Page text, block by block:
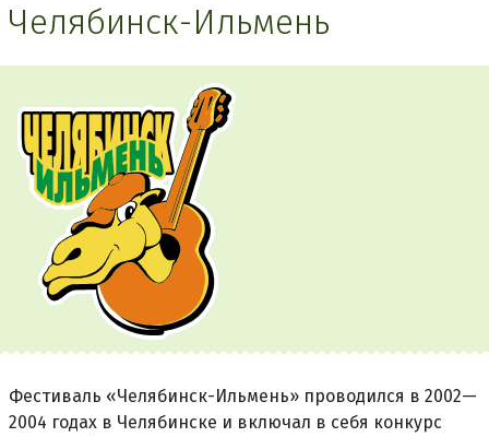
Челябинск-Ильмень
Фестиваль «Челябинск-Ильмень» проводился в 2002—
2004 годах в Челябинске и включал в себя конкурс